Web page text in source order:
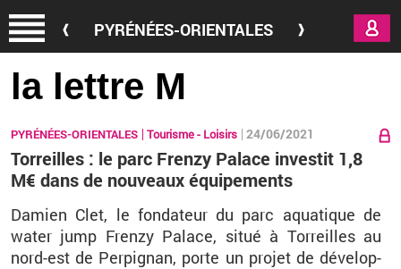
PYRÉNÉES-ORIENTALES
la lettre M
PYRÉNÉES-ORIENTALES Tourisme - Loisirs 24/06/2021
Torreilles : le parc Frenzy Palace investit 1,8
M€ dans de nouveaux équipements
Da­mien Clet, le fon­da­teur du parc aqua­tique de
water jump Frenzy Pa­lace, situé à Tor­reilles au
nord-est de Per­pi­gnan, porte un pro­jet de dé­ve­lop­